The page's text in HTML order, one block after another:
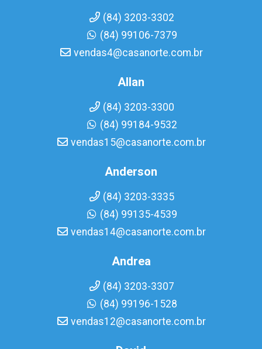
(84) 3203-3302
(84) 99106-7379
vendas4@casanorte.com.br
Allan
(84) 3203-3300
(84) 99184-9532
vendas15@casanorte.com.br
Anderson
(84) 3203-3335
(84) 99135-4539
vendas14@casanorte.com.br
Andrea
(84) 3203-3307
(84) 99196-1528
vendas12@casanorte.com.br